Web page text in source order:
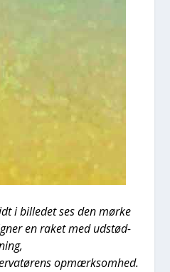
i bil­le­det ses den mør­ke
en raket med udstød­
opmærk­som­hed.